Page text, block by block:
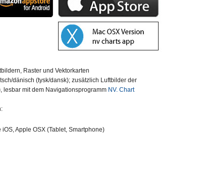
Raster und Vektorkarten
dänisch (tysk/dansk); zusätzlich Luftbilder der
lesbar mit dem Navigationsprogramm NV. Chart
Apple OSX (Tablet, Smartphone)